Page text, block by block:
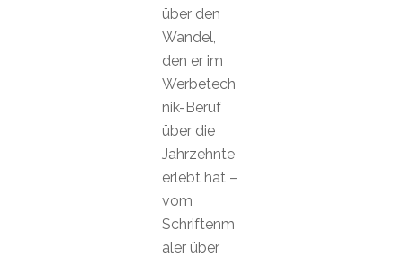
über den
Wandel,
den er im
Werbetech
nik-Beruf
über die
Jahrzehnte
erlebt hat –
vom
Schriftenm
aler über